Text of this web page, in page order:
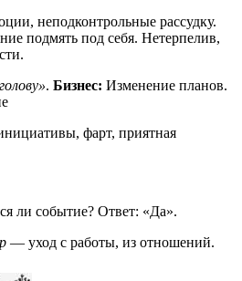
неподконтрольные рассудку.
подмять под себя. Нетерпелив,
. Бизнес: Изменение планов.
фарт, приятная
ли событие? Ответ: «Да».
— уход с работы, из отношений.